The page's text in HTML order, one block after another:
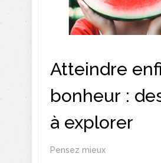
Atteindre
bonheur :
à explorer
Pensez mieux